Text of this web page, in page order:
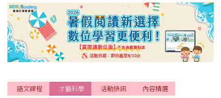
語文課程 才藝科學 活動快訊 內容精選